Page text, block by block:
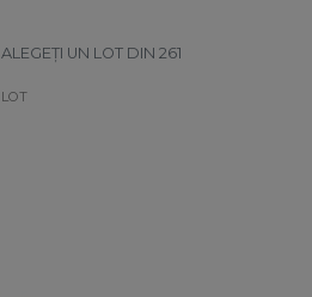
ALEGEȚI UN LOT DIN 261